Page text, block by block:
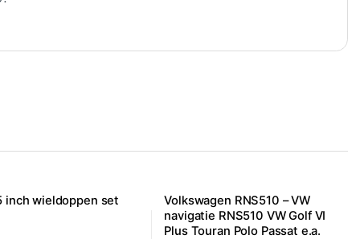
inch wieldoppen set
Volkswagen RNS510 – VW
navigatie RNS510 VW Golf VI
Plus Touran Polo Passat e.a.